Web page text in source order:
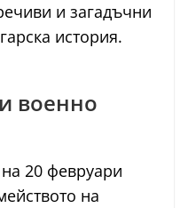
и загадъчни
история.
военно
20 февруари
на